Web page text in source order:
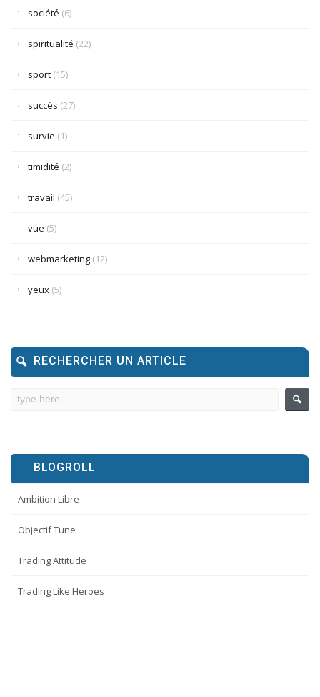
société (6)
spiritualité (22)
sport (15)
succès (27)
survie (1)
timidité (2)
travail (45)
vue (5)
webmarketing (12)
yeux (5)
RECHERCHER UN ARTICLE
BLOGROLL
Ambition Libre
Objectif Tune
Trading Attitude
Trading Like Heroes